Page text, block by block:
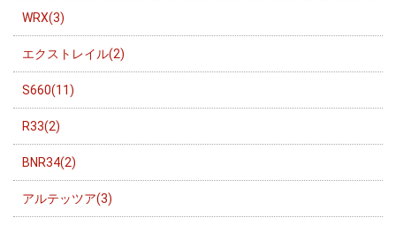
WRX(3)
エクストレイル(2)
S660(11)
R33(2)
BNR34(2)
アルテッツア(3)